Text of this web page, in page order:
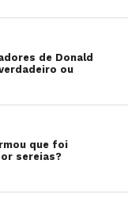
de Donald
ou
que foi
sereias?